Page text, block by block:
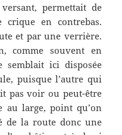
permettait de
crique en contrebas.
et par une verrière.
comme souvent en
semblait ici disposée
puisque l’autre qui
pas voir ou peut-être
au large, point qu’on
de la route donc une